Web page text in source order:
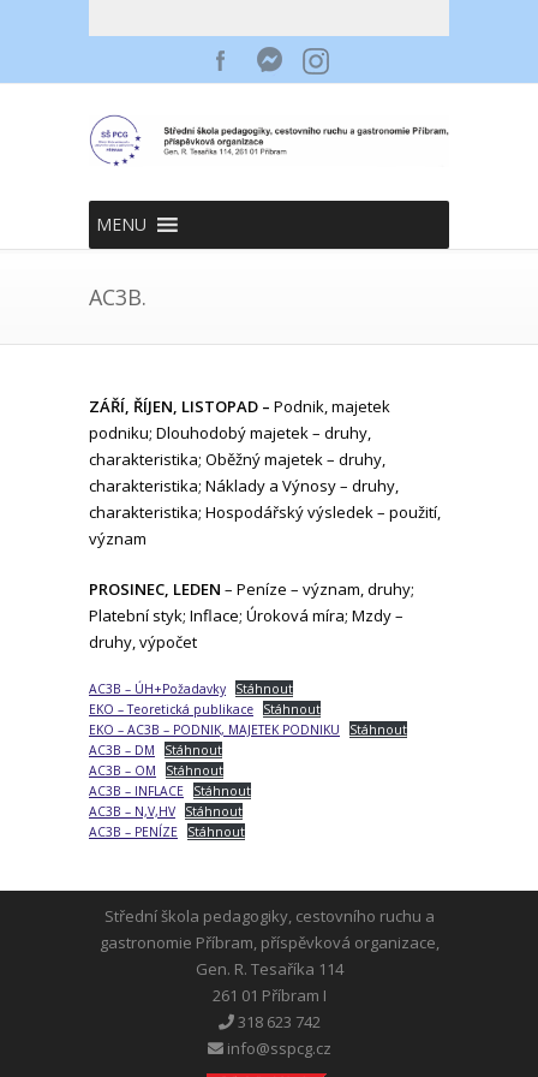
MENU
AC3B.
ZÁŘÍ, ŘÍJEN, LISTOPAD – Podnik, majetek
podniku; Dlouhodobý majetek – druhy,
charakteristika; Oběžný majetek – druhy,
charakteristika; Náklady a Výnosy – druhy,
charakteristika; Hospodářský výsledek – použití,
význam
PROSINEC, LEDEN – Peníze – význam, druhy;
Platební styk; Inflace; Úroková míra; Mzdy –
druhy, výpočet
AC3B – ÚH+Požadavky
Stáhnout
EKO – Teoretická publikace
Stáhnout
EKO – AC3B – PODNIK, MAJETEK PODNIKU
Stáhnout
AC3B – DM
Stáhnout
AC3B – OM
Stáhnout
AC3B – INFLACE
Stáhnout
AC3B – N,V,HV
Stáhnout
AC3B – PENÍZE
Stáhnout
Střední škola pedagogiky, cestovního ruchu a
gastronomie Příbram, příspěvková organizace,
Gen. R. Tesaříka 114
261 01 Příbram I
318 623 742
info@sspcg.cz